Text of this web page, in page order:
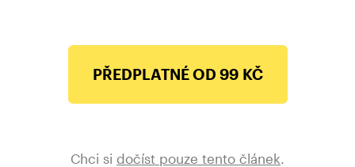
PŘEDPLATNÉ OD 99 KČ
Chci si dočíst pouze tento článek